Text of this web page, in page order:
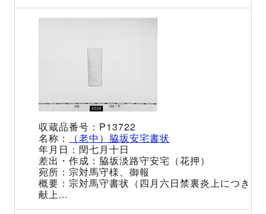
P13722
（老中）脇坂安宅書状
閏七月十日
脇坂淡路守安宅（花押）
宗対馬守様、御報
宗対馬守書状（四月六日禁裏炎上につき
献上...